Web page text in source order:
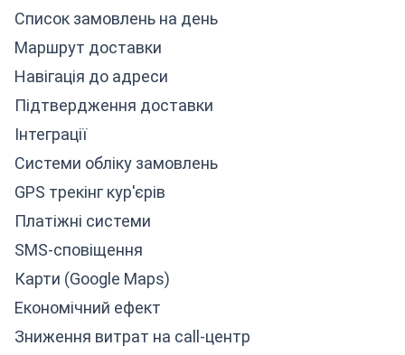
Список замовлень на день
Маршрут доставки
Навігація до адреси
Підтвердження доставки
Інтеграції
Системи обліку замовлень
GPS трекінг кур'єрів
Платіжні системи
SMS-сповіщення
Карти (Google Maps)
Економічний ефект
Зниження витрат на call-центр